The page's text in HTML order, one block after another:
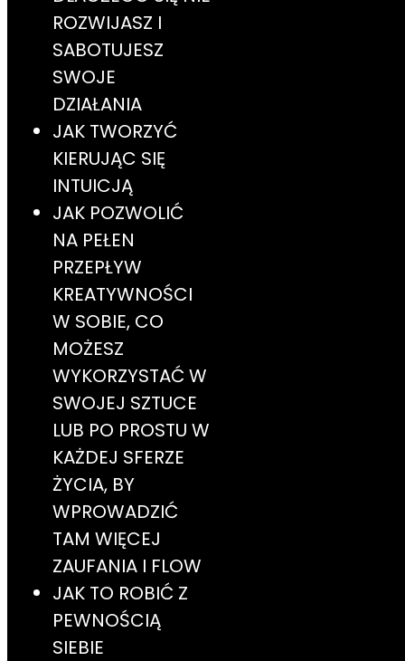
ROZWIJASZ I
SABOTUJESZ
SWOJE
DZIAŁANIA
JAK TWORZYĆ
KIERUJĄC SIĘ
INTUICJĄ
JAK POZWOLIĆ
NA PEŁEN
PRZEPŁYW
KREATYWNOŚCI
W SOBIE, CO
MOŻESZ
WYKORZYSTAĆ W
SWOJEJ SZTUCE
LUB PO PROSTU W
KAŻDEJ SFERZE
ŻYCIA, BY
WPROWADZIĆ
TAM WIĘCEJ
ZAUFANIA I FLOW
JAK TO ROBIĆ Z
PEWNOŚCIĄ
SIEBIE